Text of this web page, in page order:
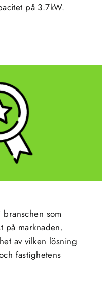
på 3.7kW.
som
på marknaden.
av vilken lösning
fastighetens